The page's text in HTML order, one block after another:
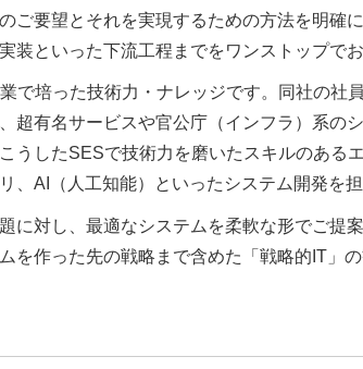
ご要望とそれを実現するための方法を明確
装といった下流工程までをワンストップで
で培った技術力・ナレッジです。同社の社
超有名サービスや官公庁（インフラ）系の
うしたSESで技術力を磨いたスキルのある
、AI（人工知能）といったシステム開発を
に対し、最適なシステムを柔軟な形でご提
を作った先の戦略まで含めた「戦略的IT」